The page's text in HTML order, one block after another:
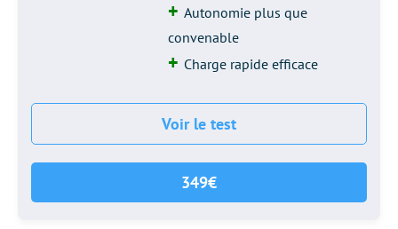
Autonomie plus que
convenable
Charge rapide efficace
Voir le test
349€